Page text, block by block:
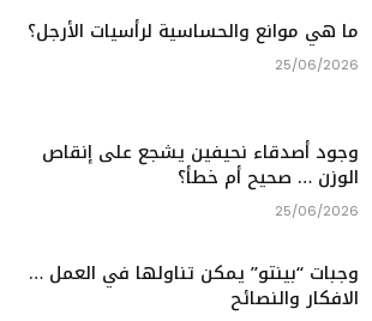
ما هي موانع والحساسية لرأسيات الأرجل؟
25/06/2026
وجود أصدقاء نحيفين يشجع على إنقاص
الوزن … صحيح أم خطأ؟
25/06/2026
وجبات “بينتو” يمكن تناولها في العمل …
الافكار والنصائح